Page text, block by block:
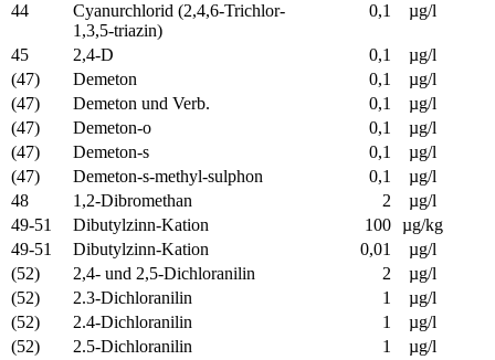
44
Cyanurchlorid (2,4,6-Trichlor-
1,3,5-triazin)
0,1 µg/l
45 2,4-D 0,1
µg/l
(47)
Demeton 0,1
µg/l
(47)
Demeton und Verb. 0,1
µg/l
(47)
Demeton-o 0,1
µg/l
(47)
Demeton-s 0,1
µg/l
(47)
Demeton-s-methyl-sulphon 0,1
µg/l
48
1,2-Dibromethan 2
µg/l
49-51
Dibutylzinn-Kation 100 µg/kg
49-51
Dibutylzinn-Kation 0,01
µg/l
(52)
2,4- und 2,5-Dichloranilin 2
µg/l
(52)
2.3-Dichloranilin 1
µg/l
(52)
2.4-Dichloranilin 1
µg/l
(52)
2.5-Dichloranilin 1
µg/l